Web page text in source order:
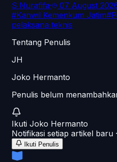
S Nurafifa·
07 August
#Kanwil Kemenkum Jatim#
pelaksana teknis
Tentang Penulis
JH
Joko Hermanto
Penulis belum
Ikuti Joko Hermanto
Notifikasi setiap artikel baru ·
Ikuti Penulis